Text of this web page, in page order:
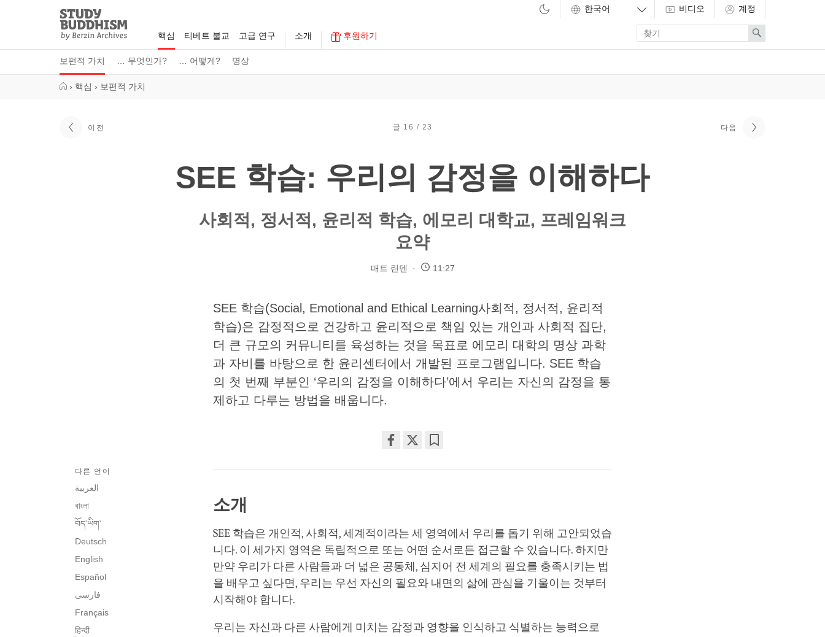
Study
Buddhism
Home
핵심
보편적 가치 … 무엇인가? … 어떻게? 명상
티베트 불교 고급 연구 소개 후원하기
비디오 계정
Enter
search
term
Search
› 핵심 › 보편적 가치
이전 글 16 / 23 다음
SEE 학습: 우리의 감정을 이해하다
사회적, 정서적, 윤리적 학습, 에모리 대학교, 프레임워크
요약
매트 린덴 11:27
SEE 학습(Social, Emotional and Ethical Learning사회적, 정서적, 윤리적
학습)은 감정적으로 건강하고 윤리적으로 책임 있는 개인과 사회적 집단,
더 큰 규모의 커뮤니티를 육성하는 것을 목표로 에모리 대학의 명상 과학
과 자비를 바탕으로 한 윤리센터에서 개발된 프로그램입니다. SEE 학습
의 첫 번째 부분인 ‘우리의 감정을 이해하다’에서 우리는 자신의 감정을 통
제하고 다루는 방법을 배웁니다.
on
다른 언어
العربية
বাংলা
བོད་ཡིག་
Deutsch
English
Español
فارسی
Français
हिन्दी
소개
SEE 학습은 개인적, 사회적, 세계적이라는 세 영역에서 우리를 돕기 위해 고안되었습
니다. 이 세가지 영역은 독립적으로 또는 어떤 순서로든 접근할 수 있습니다. 하지만
만약 우리가 다른 사람들과 더 넓은 공동체, 심지어 전 세계의 필요를 충족시키는 법
을 배우고 싶다면, 우리는 우선 자신의 필요와 내면의 삶에 관심을 기울이는 것부터
시작해야 합니다.
우리는 자신과 다른 사람에게 미치는 감정과 영향을 인식하고 식별하는 능력으로